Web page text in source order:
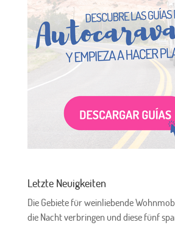
Letzte Neuigkeiten
Die Gebiete für weinliebende
die Nacht verbringen und diese fünf